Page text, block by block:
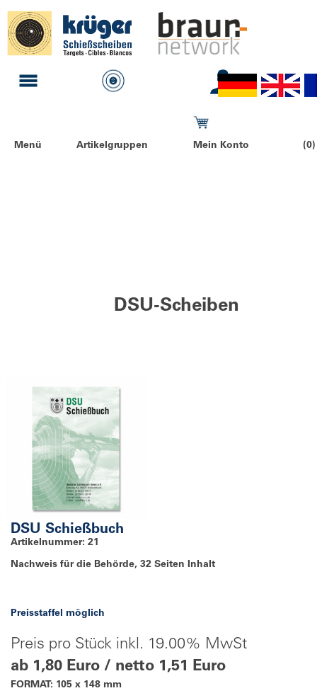
Menü Artikelgruppen Mein Konto
DSU-Scheiben
DSU Schießbuch
Artikelnummer: 21
Nachweis für die Behörde, 32 Seiten Inhalt
Preisstaffel möglich
Preis pro Stück inkl. 19.00% MwSt
ab 1,80 Euro / netto 1,51 Euro
FORMAT: 105 x 148 mm